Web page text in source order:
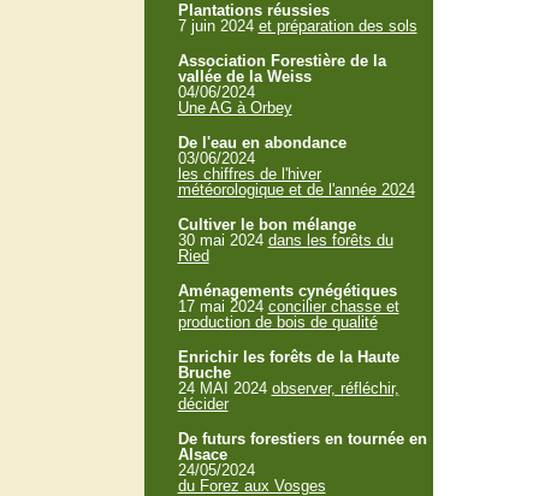
Plantations réussies
7 juin 2024 et préparation des sols
Association Forestière de la
vallée de la Weiss
04/06/2024
Une AG à Orbey
De l'eau en abondance
03/06/2024
les chiffres de l'hiver
météorologique et de l'année 2024
Cultiver le bon mélange
30 mai 2024 dans les forêts du
Ried
Aménagements cynégétiques
17 mai 2024 concilier chasse et
production de bois de qualité
Enrichir les forêts de la Haute
Bruche
24 MAI 2024 observer, réfléchir,
décider
De futurs forestiers en tournée en
Alsace
24/05/2024
du Forez aux Vosges